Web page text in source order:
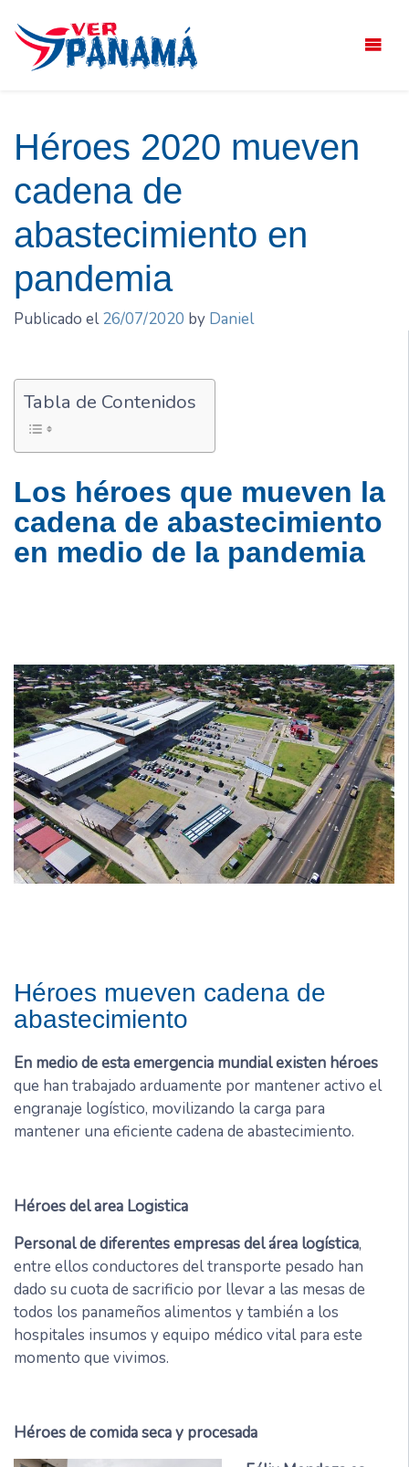
contenido
Héroes 2020 mueven
cadena de
abastecimiento en
pandemia
Publicado el26/07/2020 by Daniel
Tabla de Contenidos
Los héroes que mueven la
cadena de abastecimiento
en medio de la pandemia
Héroes mueven cadena de
abastecimiento
En medio de esta emergencia mundial existen héroes
que han trabajado arduamente por mantener activo el
engranaje logístico, movilizando la carga para
mantener una eficiente cadena de abastecimiento.
Héroesdel area Logistica
Personal de diferentes empresas del área logística,
entre ellos conductores del transporte pesado han
dado su cuota de sacrificio por llevar a las mesas de
todos los panameños alimentos y también a los
hospitales insumos y equipo médico vital para este
momento que vivimos.
Héroes de comida seca y procesada